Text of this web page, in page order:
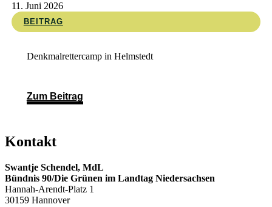
11. Juni 2026
BEITRAG
Denkmalrettercamp in Helmstedt
Zum Beitrag
Kontakt
Swantje Schendel, MdL
Bündnis 90/Die Grünen im Landtag Niedersachsen
Hannah-Arendt-Platz 1
30159 Hannover